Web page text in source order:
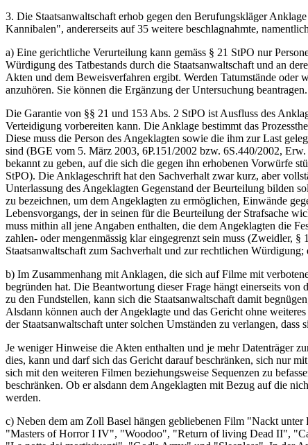
3. Die Staatsanwaltschaft erhob gegen den Berufungskläger
Kannibalen", andererseits auf 35 weitere beschlagnahmte,
a) Eine gerichtliche Verurteilung kann gemäss § 21 StPO nur
Würdigung des Tatbestands durch die Staatsanwaltschaft und an
Akten und dem Beweisverfahren ergibt. Werden Tatumstände oder
anzuhören. Sie können die Ergänzung der Untersuchung beantragen.
Die Garantie von §§ 21 und 153 Abs. 2 StPO ist Ausfluss des
Verteidigung vorbereiten kann. Die Anklage bestimmt das
Diese muss die Person des Angeklagten sowie die ihm zur Last
sind (BGE vom 5. März 2003, 6P.151/2002 bzw. 6S.440/2002,
bekannt zu geben, auf die sich die gegen ihn erhobenen Vorwürfe
StPO). Die Anklageschrift hat den Sachverhalt zwar kurz, aber
Unterlassung des Angeklagten Gegenstand der Beurteilung bilden
zu bezeichnen, um dem Angeklagten zu ermöglichen, Einwände
Lebensvorgangs, der in seinen für die Beurteilung der Strafsache
muss mithin all jene Angaben enthalten, die dem Angeklagten die
zahlen- oder mengenmässig klar eingegrenzt sein muss (Zweidler,
Staatsanwaltschaft zum Sachverhalt und zur rechtlichen
b) Im Zusammenhang mit Anklagen, die sich auf Filme mit
begründen hat. Die Beantwortung dieser Frage hängt einerseits
zu den Fundstellen, kann sich die Staatsanwaltschaft damit
Alsdann können auch der Angeklagte und das Gericht ohne
der Staatsanwaltschaft unter solchen Umständen zu verlangen,
Je weniger Hinweise die Akten enthalten und je mehr Datenträger
dies, kann und darf sich das Gericht darauf beschränken, sich nur
sich mit den weiteren Filmen beziehungsweise Sequenzen zu
beschränken. Ob er alsdann dem Angeklagten mit Bezug auf die
werden.
c) Neben dem am Zoll Basel hängen gebliebenen Film "Nackt
"Masters of Horror I IV", "Woodoo", "Return of living Dead II",